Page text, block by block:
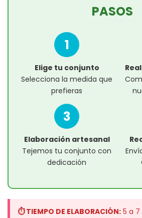
PASOS
1
Elige tu conjunto
Selecciona la medida que
prefieras
3
Elaboración artesanal
Tejemos tu conjunto con
dedicación
⏱ TIEMPO DE ELABORACIÓN: 5 a